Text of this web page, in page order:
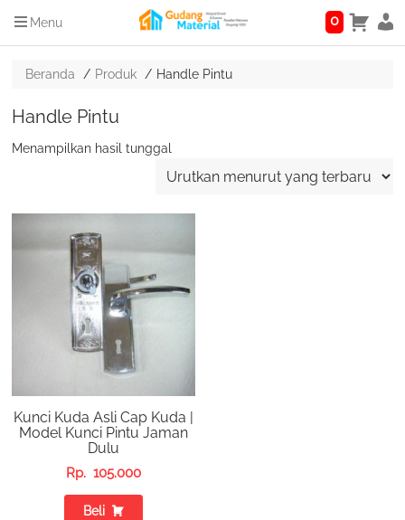
Menu 0
Beranda Produk Handle Pintu
Handle Pintu
Menampilkan hasil tunggal
Kunci Kuda Asli Cap Kuda |
Model Kunci Pintu Jaman
Dulu
Rp. 105.000
Beli